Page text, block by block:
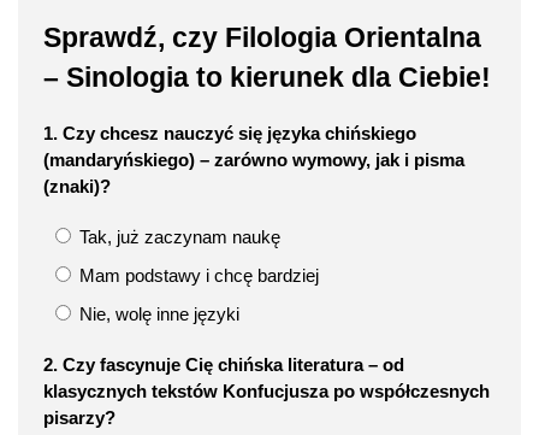
Sprawdź, czy Filologia Orientalna
– Sinologia to kierunek dla Ciebie!
1. Czy chcesz nauczyć się języka chińskiego
(mandaryńskiego) – zarówno wymowy, jak i pisma
(znaki)?
Tak, już zaczynam naukę
Mam podstawy i chcę bardziej
Nie, wolę inne języki
2. Czy fascynuje Cię chińska literatura – od
klasycznych tekstów Konfucjusza po współczesnych
pisarzy?